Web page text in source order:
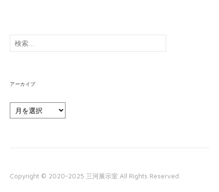
検
索:
アーカイブ
ー
Copyright © 2020-2025 三河展示室 All Rights Reserved.